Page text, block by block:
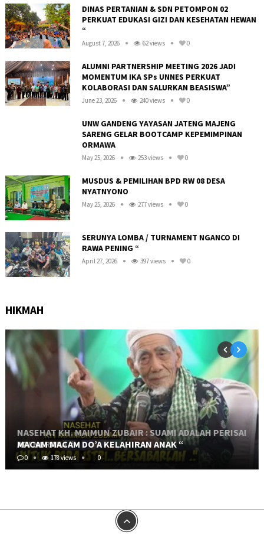
DINAS PERTANIAN & SDN PETOMPON 02
PERKUAT EDUKASI GIZI DAN KESEHATAN HEWAN
“
August 7, 2026 62 views 0
ALUMNI PARTNERSHIP MEETING 2026 JADI
MOMENTUM IKA SPs UNNES PERKUAT
KOLABORASI DAN SALURKAN BEASISWA”
June 23, 2026 240 views 0
UNW GANDENG YAYASAN JATENG MAJENG
SARENG GELAR BOOTCAMP KEPEMIMPINAN
ORMAWA
May 25, 2026 253 views 0
MUSDUS & PEMILIHAN BPD RW 08 DESA
NYATNYONO
May 25, 2026 277 views 0
SERUNYA LOMBA / TURNAMENT NGANCO DI
RAWA PENING “
April 27, 2026 397 views 0
HIKMAH
NASEHAT KH. MAIMUN ZUBAIR : SUAMI ADALAH PERISAI
API NERAKA “
0 470 views 0
MACAM MACAM DO’A KELAHIRAN ANAK “
0 178 views 0